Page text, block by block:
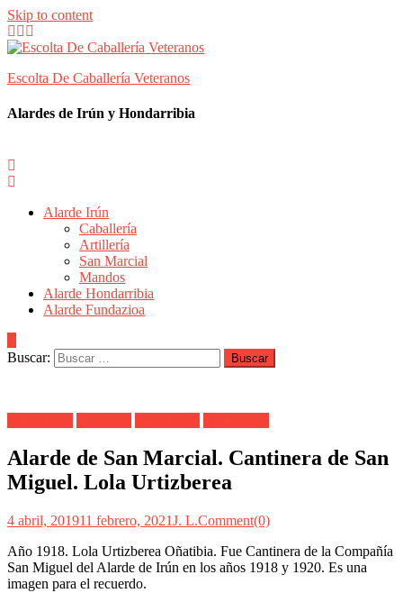
Skip to content
Escolta De Caballería Veteranos
Alardes de Irún y Hondarribia
Alarde Irún
Caballería
Artillería
San Marcial
Mandos
Alarde Hondarribia
Alarde Fundazioa
Buscar:
Alarde de San Marcial. Cantinera de San
Miguel. Lola Urtizberea
4 abril, 201911 febrero, 2021J. L.Comment(0)
Año 1918. Lola Urtizberea Oñatibia. Fue Cantinera de la Compañía
San Miguel del Alarde de Irún en los años 1918 y 1920. Es una
imagen para el recuerdo.